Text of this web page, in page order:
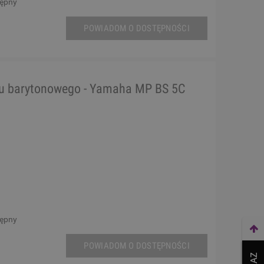
POWIADOM O DOSTĘPNOŚCI
barytonowego - Yamaha MP BS 5C
POWIADOM O DOSTĘPNOŚCI